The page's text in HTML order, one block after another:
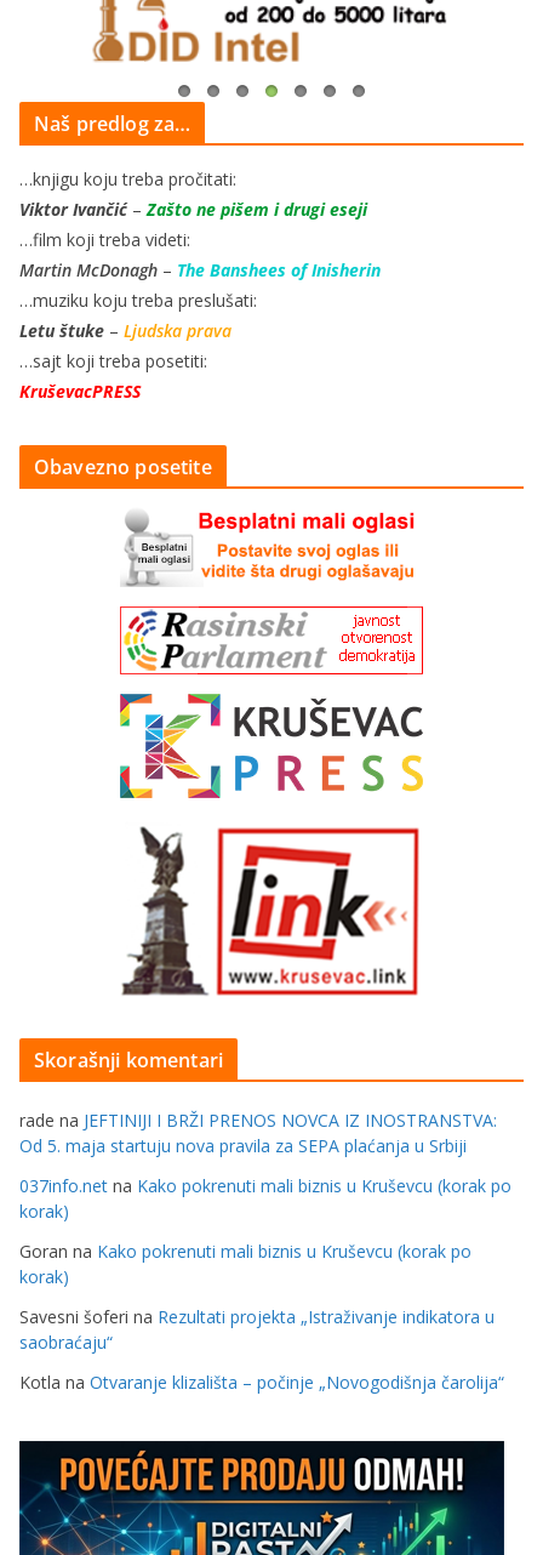
Naš predlog za…
…knjigu koju treba pročitati:
Viktor Ivančić–Zašto ne pišem i drugi eseji
…film koji treba videti:
Martin McDonagh – The Banshees of Inisherin
…muziku koju treba preslušati:
Letu štuke – Ljudska prava
…sajt koji treba posetiti:
KruševacPRESS
Obavezno posetite
Skorašnji komentari
rade na JEFTINIJI I BRŽI PRENOS NOVCA IZ INOSTRANSTVA:
Od 5. maja startuju nova pravila za SEPA plaćanja u Srbiji
037info.net na Kako pokrenuti mali biznis u Kruševcu (korak po
korak)
Goran na Kako pokrenuti mali biznis u Kruševcu (korak po
korak)
Savesni šoferi na Rezultati projekta „Istraživanje indikatora u
saobraćaju“
Kotla na Otvaranje klizališta – počinje „Novogodišnja čarolija“